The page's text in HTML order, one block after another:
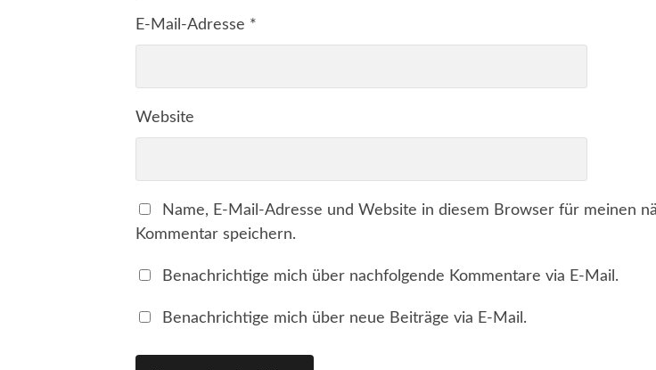
E-Mail-Adresse *
Website
Name, E-Mail-Adresse und Website in diesem Browser für meinen
Kommentar speichern.
Benachrichtige mich über nachfolgende Kommentare via E-Mail.
Benachrichtige mich über neue Beiträge via E-Mail.